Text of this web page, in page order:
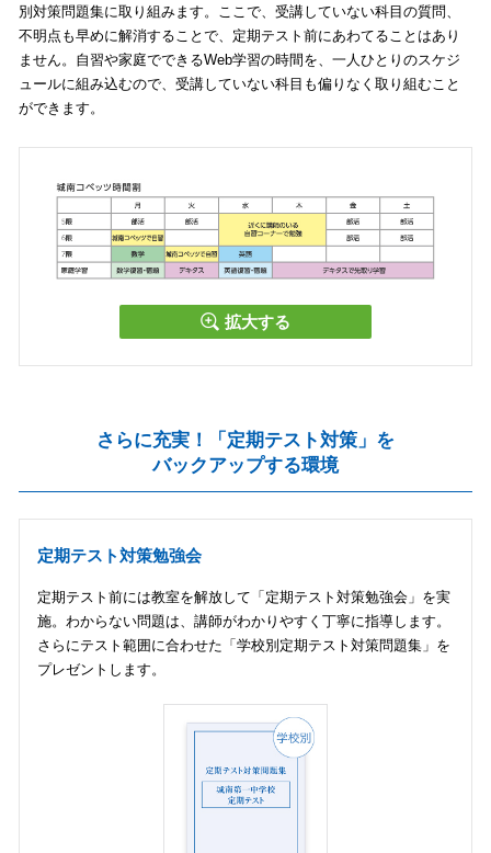
別対策問題集に取り組みます。ここで、受講していない科目の質問、
不明点も早めに解消することで、定期テスト前にあわてることはあり
ません。自習や家庭でできるWeb学習の時間を、一人ひとりのスケジ
ュールに組み込むので、受講していない科目も偏りなく取り組むこと
ができます。
拡大する
さらに充実！「定期テスト対策」を
バックアップする環境
定期テスト対策勉強会
定期テスト前には教室を解放して「定期テスト対策勉強会」を実
施。わからない問題は、講師がわかりやすく丁寧に指導します。
さらにテスト範囲に合わせた「学校別定期テスト対策問題集」を
プレゼントします。